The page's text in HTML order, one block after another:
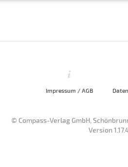
Impressum / AGB
© Compass-Verlag GmbH,
Version